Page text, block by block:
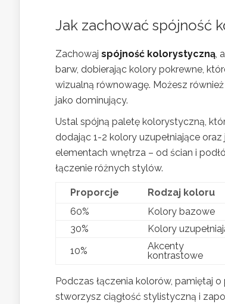
Jak zachować spójność
Zachowaj spójność kolorystyczną ,
barw, dobierając kolory pokrewne,
wizualną równowagę. Możesz
jako dominujący.
Ustal spójną paletę kolorystyczną,
dodając 1-2 kolory uzupełniające
elementach wnętrza – od ścian i
łączenie różnych stylów.
Proporcje Rodzaj koloru
60%
Kolory bazowe
30%
Kolory
10%
Akcenty
kontrastowe
Podczas łączenia kolorów, pamiętaj
stworzysz ciągłość stylistyczną i